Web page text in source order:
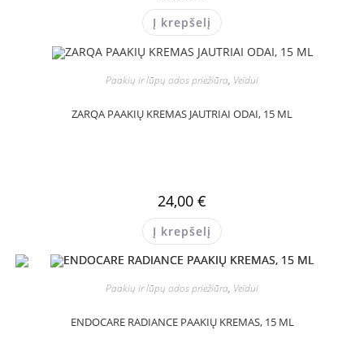
Į krepšelį
Paakių ir lūpų odos priežiūra, Veidui
ZARQA PAAKIŲ KREMAS JAUTRIAI ODAI, 15 ML
24,00 €
Į krepšelį
Paakių ir lūpų odos priežiūra, Veidui
ENDOCARE RADIANCE PAAKIŲ KREMAS, 15 ML